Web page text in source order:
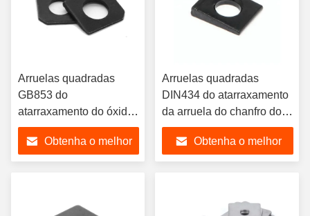
Arruelas quadradas
GB853 do
atarraxamento do óxido
preto métrico do aço
carbono para a seção
do entalhe
Obtenha o melhor
Arruelas quadradas
DIN434 do atarraxamento
da arruela do chanfro do
aço carbono #45
Obtenha o melhor